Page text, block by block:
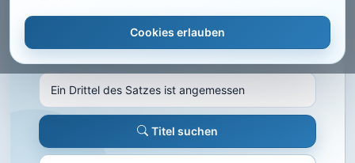
Cookies erlauben
Ein Drittel des Satzes ist
angemessen
Titel suchen